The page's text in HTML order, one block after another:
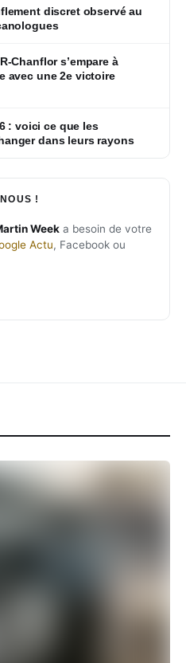
discret observé au
Chanflor s’empare à
avec une 2e victoire
: voici ce que les
dans leurs rayons
!
Week a besoin de votre
Actu, Facebook ou